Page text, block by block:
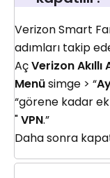
Verizon Smart
adımları takip
AçVerizon
Menüsimge > “
“görene kadar
"VPN.”
Daha sonra